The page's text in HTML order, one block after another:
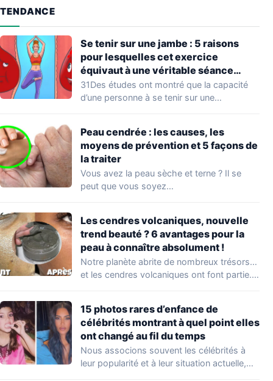
TENDANCE
Se tenir sur une jambe : 5 raisons
pour lesquelles cet exercice
équivaut à une véritable séance
d’entraînement
31Des études ont montré que la capacité
d’une personne à se tenir sur une…
Peau cendrée : les causes, les
moyens de prévention et 5 façons de
la traiter
Vous avez la peau sèche et terne ? Il se
peut que vous soyez…
Les cendres volcaniques, nouvelle
trend beauté ? 6 avantages pour la
peau à connaître absolument !
Notre planète abrite de nombreux trésors…
et les cendres volcaniques ont font partie.
15 photos rares d’enfance de
célébrités montrant à quel point elles
ont changé au fil du temps
Nous associons souvent les célébrités à
leur popularité et à leur situation actuelle,